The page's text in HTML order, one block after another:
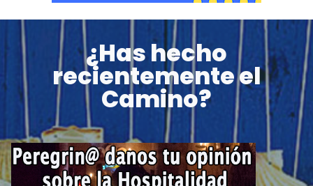
¿Has hecho
recientemente el
Camino?